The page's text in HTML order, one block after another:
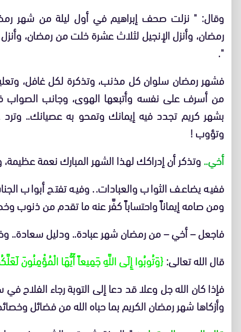
وقال: " نزلت صحف إبراهيم في أول ليلة من شهر
رمضان، وأنزل الإنجيل لثلاث عشرة خلت من رمضان،
".
فشهر رمضان سلوان كل مذنب، وتذكرة لكل غافل،
من أسرف على نفسه وأتبعها الهوى، وجانب الصواب
بشهر كريم تجدد فيه إيمانك وتمحو به عصيانك..
وتؤوب !
أخي..وتذكر أن إدراكك لهذا الشهر المبارك نعمة
ففيه يضاعف الثواب والعبادات.. وفيه تفتح أبواب
ومن صامه إيماناً واحتساباً كفَّر عنه ما تقدم من ذنوب
فاجعل – أخي – من رمضان شهر عبادة.. ودليل سعادة..
قال الله تعالى:{وَتُوبُوا إِلَى اللَّهِ جَمِيعاً أَيُّهَا الْمُؤْمِنُونَ
فإذا كان الله جل وعلا قد دعا إلى التوبة رجاء الفلاح
وأزكاها شهر رمضان الكريم بما حباه الله من فضائل